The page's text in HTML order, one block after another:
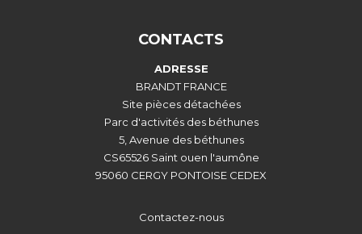
CONTACTS
ADRESSE
BRANDT FRANCE
Site pièces détachées
Parc d'activités des béthunes
5, Avenue des béthunes
CS65526 Saint ouen l'aumône
95060 CERGY PONTOISE CEDEX
Contactez-nous